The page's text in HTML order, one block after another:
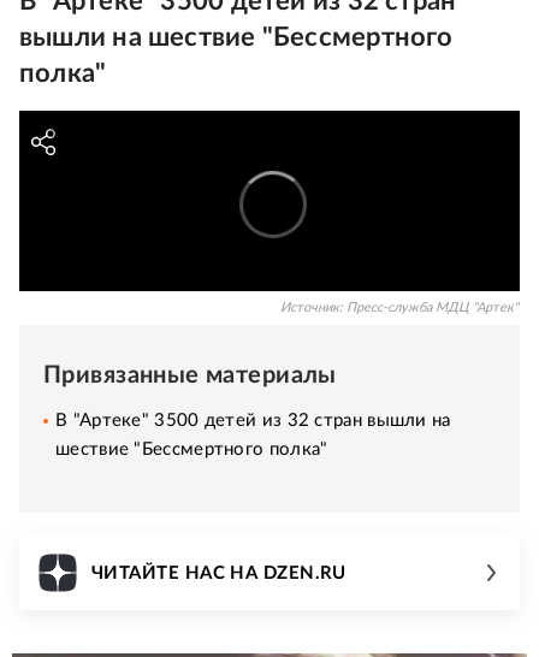
вышли на шествие "Бессмертного
полка"
Источник: Пресс-служба МДЦ "Артек"
Привязанные материалы
В "Артеке" 3500 детей из 32 стран вышли на
шествие "Бессмертного полка"
ЧИТАЙТЕ НАС НА DZEN.RU